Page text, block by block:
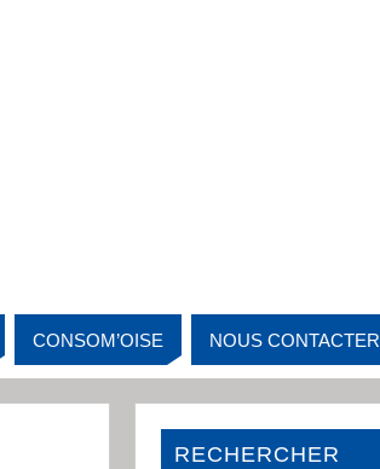
CONSOM’OISE NOUS CONTACTER
RECHERCHER